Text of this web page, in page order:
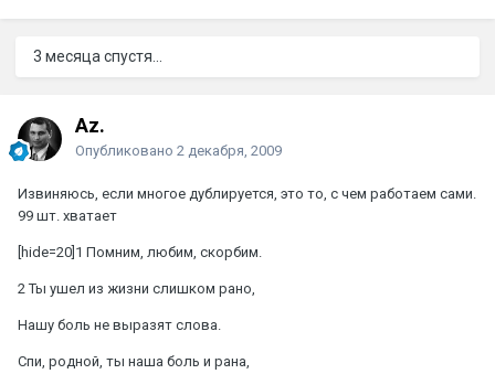
3 месяца спустя...
Az.
Опубликовано 2 декабря, 2009
Извиняюсь, если многое дублируется, это то, с чем работаем сами.
99 шт. хватает
[hide=20]1 Помним, любим, скорбим.
2 Ты ушел из жизни слишком рано,
Нашу боль не выразят слова.
Спи, родной, ты наша боль и рана,